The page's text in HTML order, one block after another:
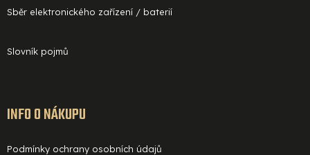
Sběr elektronického zařízení / baterií
Slovník pojmů
INFO O NÁKUPU
Podmínky ochrany osobních údajů